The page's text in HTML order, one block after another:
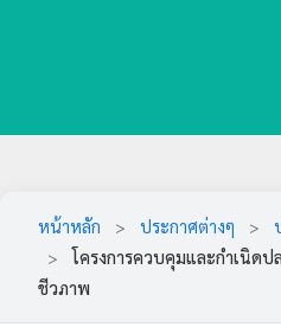
หน้าหลัก > ประกาศต่างๆ >
>
โครงการควบคุมและกำเนิด
ชีวภาพ